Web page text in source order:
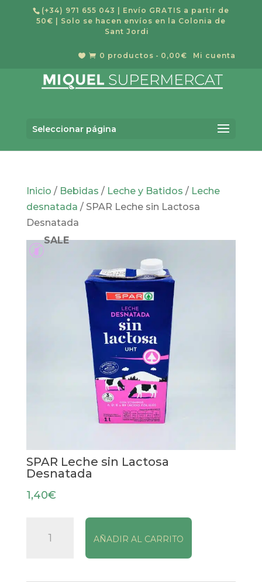
(+34) 971 655 043
| Envío GRATIS a partir de
50€ | Solo se hacen envíos en la Colonia de
Sant Jordi
Mi cuenta
  0 productos 0,00€
Seleccionar página
de
productos
Inicio / Bebidas / Leche y Batidos / Leche
desnatada / SPAR Leche sin Lactosa
Desnatada
SALE
SPAR Leche sin Lactosa
Desnatada
1,40€
Leche
AÑADIR AL CARRITO